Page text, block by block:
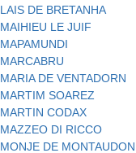
LAIS DE BRETANHA
MAIHIEU LE JUIF
MAPAMUNDI
MARCABRU
MARIA DE VENTADORN
MARTIM SOAREZ
MARTIN CODAX
MAZZEO DI RICCO
MONJE DE MONTAUDON